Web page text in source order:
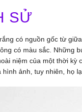
SỬ
có nguồn gốc từ
có màu sắc. Những
niệm của một thời kỳ
hình ảnh, tuy nhiên, họ